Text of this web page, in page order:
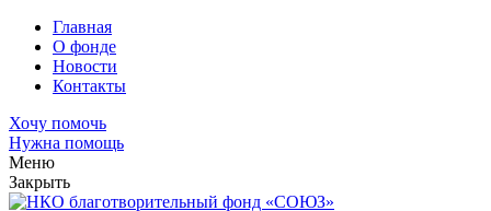
Главная
О фонде
Новости
Контакты
Хочу помочь
Нужна помощь
Меню
Закрыть